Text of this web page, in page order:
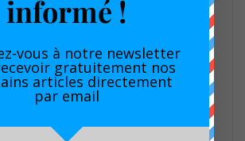
Rechercher
informé !
vous à notre newsletter
gratuitement nos
articles directement
par email